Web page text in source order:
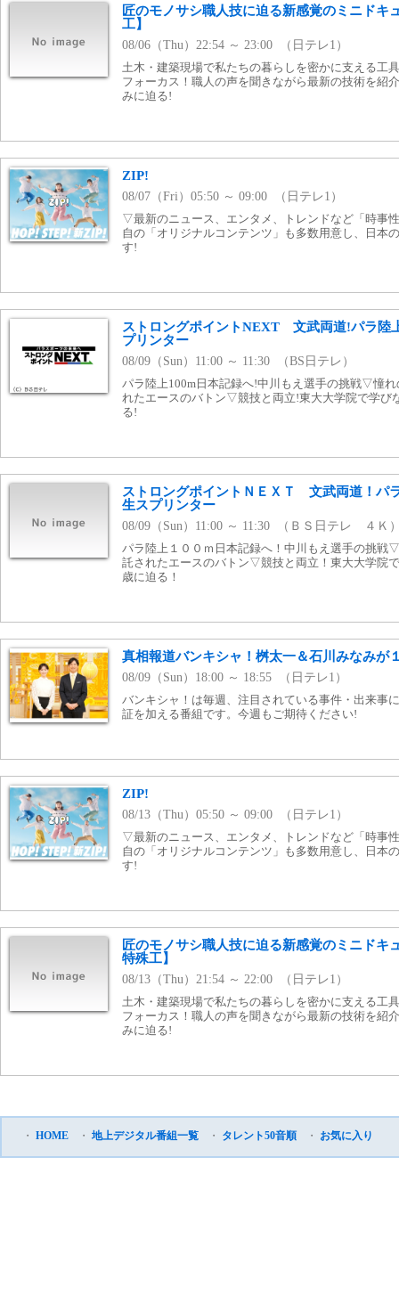
匠のモノサシ職人技に迫る新感覚のミニドキ
工】
08/06（Thu）22:54 ～ 23:00 （日テレ1）
土木・建築現場で私たちの暮らしを密かに支える工
フォーカス！職人の声を聞きながら最新の技術を紹
みに迫る!
ZIP!
08/07（Fri）05:50 ～ 09:00 （日テレ1）
▽最新のニュース、エンタメ、トレンドなど「時事
自の「オリジナルコンテンツ」も多数用意し、日本
す!
ストロングポイントNEXT 文武両道!パラ陸
プリンター
08/09（Sun）11:00 ～ 11:30 （BS日テレ）
パラ陸上100m日本記録へ!中川もえ選手の挑戦▽憧
れたエースのバトン▽競技と両立!東大大学院で学び
る!
ストロングポイントＮＥＸＴ 文武両道！パ
生スプリンター
08/09（Sun）11:00 ～ 11:30 （ＢＳ日テレ ４Ｋ
パラ陸上１００ｍ日本記録へ！中川もえ選手の挑戦
託されたエースのバトン▽競技と両立！東大大学院
歳に迫る！
真相報道バンキシャ！桝太一＆石川みなみが
08/09（Sun）18:00 ～ 18:55 （日テレ1）
バンキシャ！は毎週、注目されている事件・出来事
証を加える番組です。今週もご期待ください!
ZIP!
08/13（Thu）05:50 ～ 09:00 （日テレ1）
▽最新のニュース、エンタメ、トレンドなど「時事
自の「オリジナルコンテンツ」も多数用意し、日本
す!
匠のモノサシ職人技に迫る新感覚のミニドキ
特殊工】
08/13（Thu）21:54 ～ 22:00 （日テレ1）
土木・建築現場で私たちの暮らしを密かに支える工
フォーカス！職人の声を聞きながら最新の技術を紹
みに迫る!
・ HOME ・ 地上デジタル番組一覧 ・ タレント50音順 ・ お気に入り